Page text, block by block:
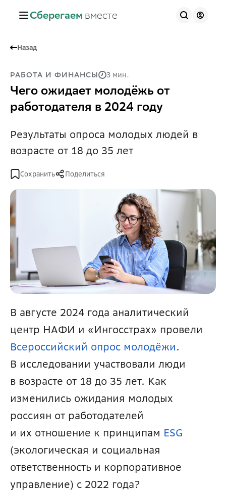
Сберегаем вместе
Назад
РАБОТА И ФИНАНСЫ 3 мин.
Чего ожидает молодёжь от
работодателя в 2024 году
Результаты опроса молодых людей в
возрасте от 18 до 35 лет
Сохранить Поделиться
В августе 2024 года аналитический
Всероссийский опрос молодёжи.
В исследовании участвовали люди
в возрасте от 18 до 35 лет. Как
изменились ожидания молодых
россиян от работодателей
и их отношение к принципам ESG
(экологическая и социальная
ответственность и корпоративное
управление) с 2022 года?